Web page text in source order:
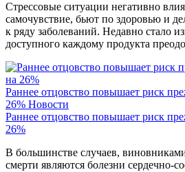
Стрессовые ситуации негативно
самочувствие, бьют по здоровью и
к ряду заболеваний. Недавно стало
доступного каждому продукта
Раннее отцовство повышает риск
26% Новости
Раннее отцовство повышает риск
26%
В большинстве случаев,
смерти являются болезни сердечно-